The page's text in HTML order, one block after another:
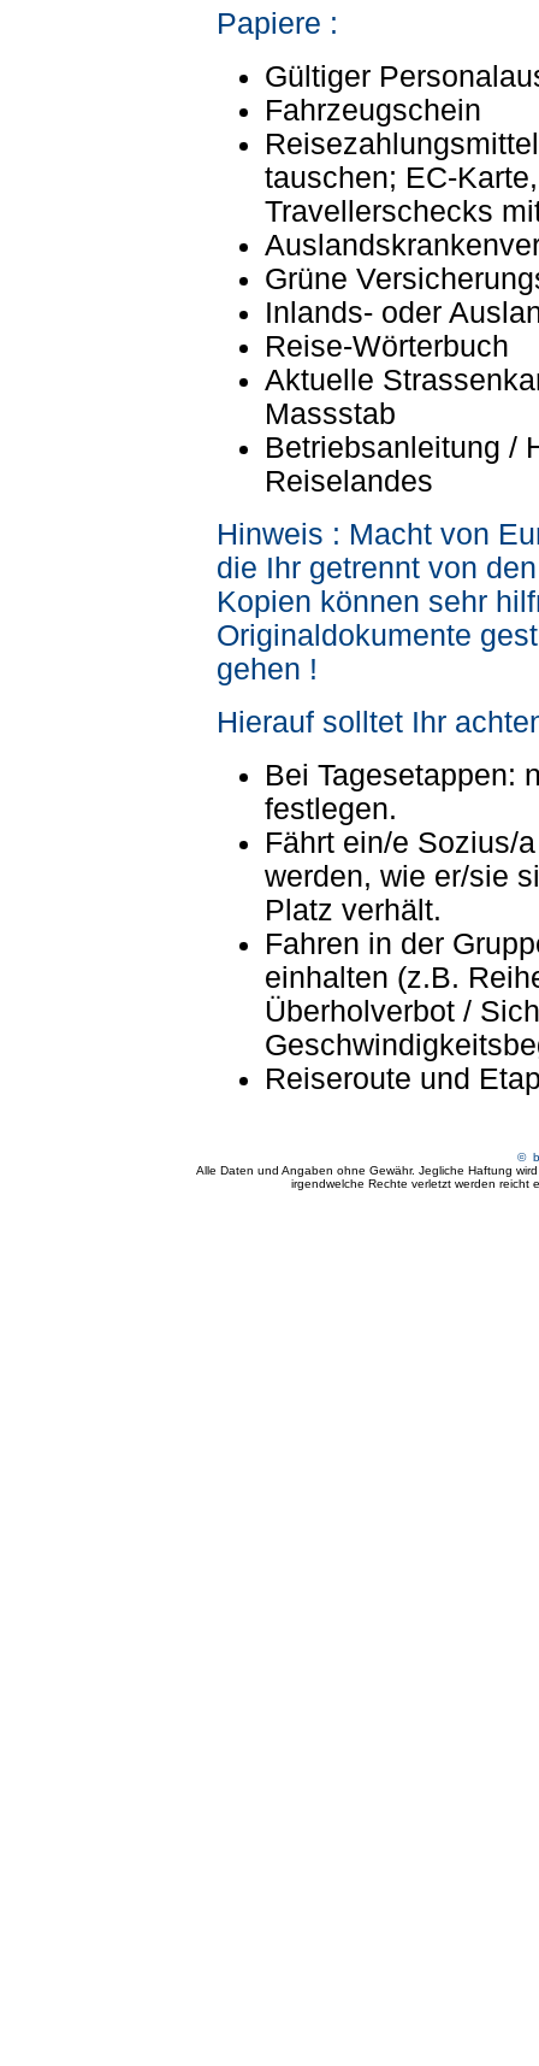
Papiere :
Gültiger
Fahrzeugschein
tauschen; EC-
Travellerschecks
Grüne
Inlands- oder
Reise-Wörterbuch
Aktuelle
Massstab
Betriebsanleitung /
Reiselandes
Hinweis : Macht von
die Ihr getrennt von
Kopien können sehr
Originaldokumente
gehen !
Hierauf solltet Ihr
Bei Tagesetappen:
festlegen.
Fährt ein/e Sozius/
werden, wie er/sie
Platz verhält.
Fahren in der
einhalten (z.B.
Überholverbot /
Reiseroute und
©
Alle Daten und Angaben ohne Gewähr. Jegliche Haftung
irgendwelche Rechte verletzt werden reicht